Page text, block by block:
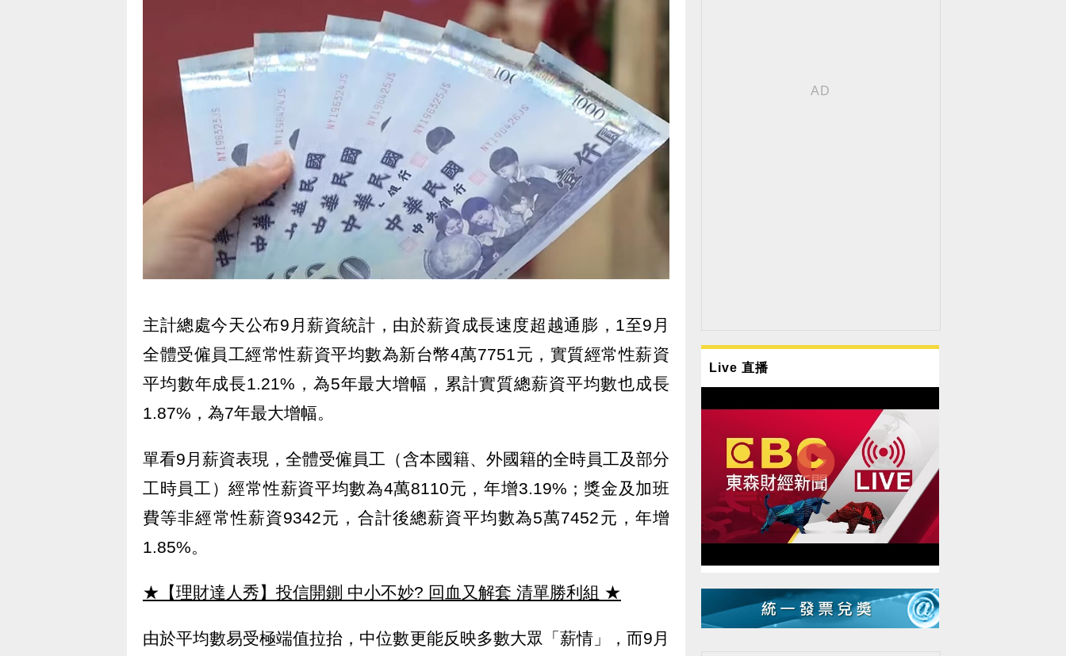
主計總處今天公布9月薪資統計，由於薪資成長速度超越通膨，1至9月
全體受僱員工經常性薪資平均數為新台幣4萬7751元，實質經常性薪資
平均數年成長1.21%，為5年最大增幅，累計實質總薪資平均數也成長
1.87%，為7年最大增幅。
單看9月薪資表現，全體受僱員工（含本國籍、外國籍的全時員工及部分
工時員工）經常性薪資平均數為4萬8110元，年增3.19%；獎金及加班
費等非經常性薪資9342元，合計後總薪資平均數為5萬7452元，年增
1.85%。
★【理財達人秀】投信開鍘 中小不妙? 回血又解套 清單勝利組 ★
由於平均數易受極端值拉抬，中位數更能反映多數大眾「薪情」，而9月
Live 直播